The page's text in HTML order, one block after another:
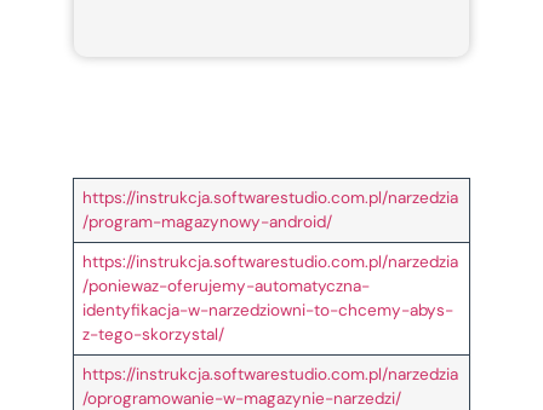
https://instrukcja.softwarestudio.com.pl/narzedzia
/program-magazynowy-android/
https://instrukcja.softwarestudio.com.pl/narzedzia
/poniewaz-oferujemy-automatyczna-
identyfikacja-w-narzedziowni-to-chcemy-abys-
z-tego-skorzystal/
https://instrukcja.softwarestudio.com.pl/narzedzia
/oprogramowanie-w-magazynie-narzedzi/